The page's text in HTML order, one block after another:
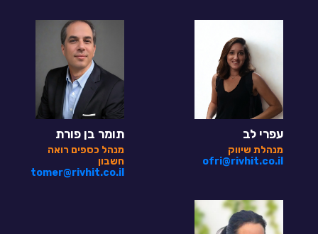
עפרי לב
מנהלת שיווק
ofri@rivhit.co.il
תומר בן פורת
מנהל כספים רואה
חשבון
tomer@rivhit.co.il